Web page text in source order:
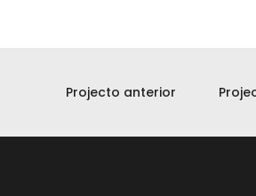
Projecto anterior